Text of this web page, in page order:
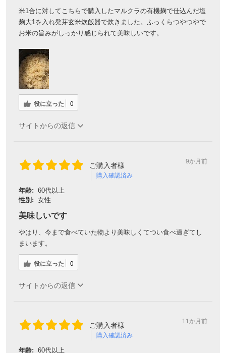
米1合に対してこちらで購入したマルクラの有機麹で仕込んだ塩
麹大1を入れ発芽玄米炊飯器で炊きました。ふっくらつやつやで
お米の旨みがしっかり感じられて美味しいです。
役に立った 0
サイトからの返信
ご購入者様
購入確認済み
9か月前
年齢: 60代以上
性別: 女性
美味しいです
やはり、今まで食べていた物より美味しくてつい食べ過ぎてし
まいます。
役に立った 0
サイトからの返信
ご購入者様
購入確認済み
11か月前
年齢: 60代以上